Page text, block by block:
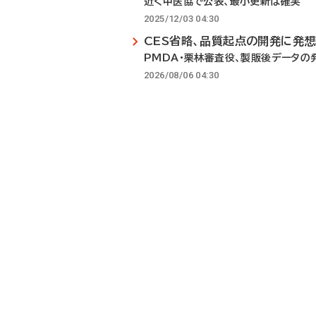
2025/12/03 04:30
CES省略、品質起点の開発に発
PMDA・栗林審査役、製販後データの
2026/08/06 04:30